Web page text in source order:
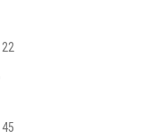
22
45